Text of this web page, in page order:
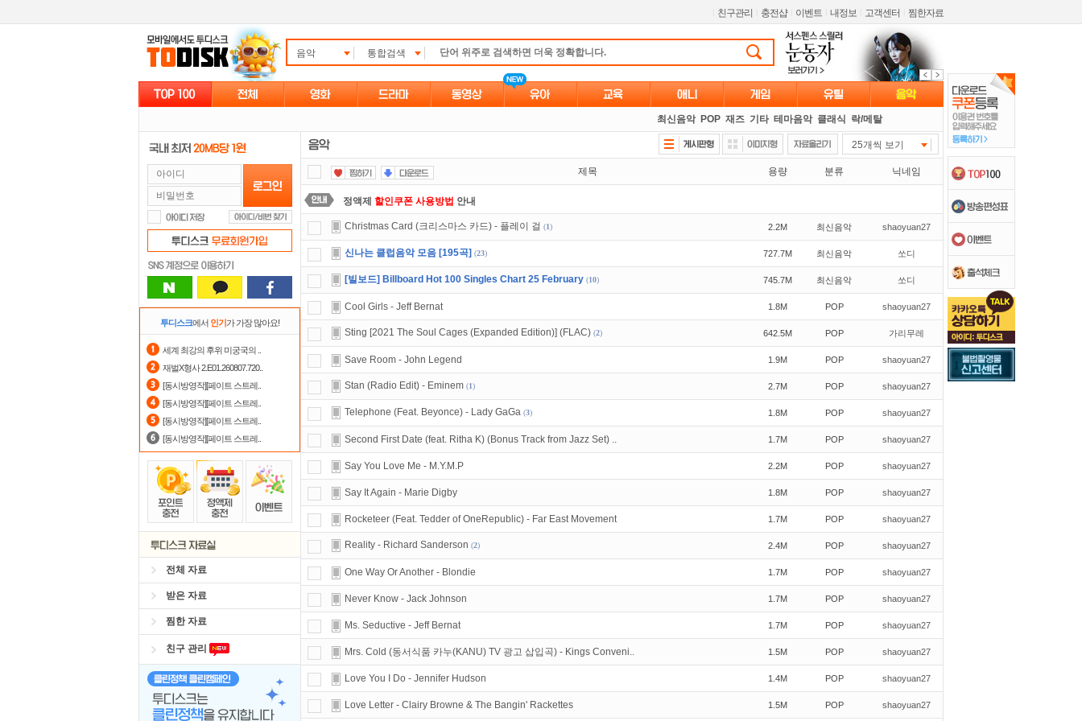
친구관리 충전샵 이벤트 내정보 고객센터 찜한자료
음악 통합검색
최신음악 POP 재즈 기타 테마음악 클래식 락/메탈
투디스크에서 인기가 가장 많아요!
세계 최강의 후위 미궁국의 ..
재벌X형사 2.E01.260807.720..
[동시방영작][페이트 스트레..
[동시방영작][페이트 스트레..
[동시방영작][페이트 스트레..
[동시방영작][페이트 스트레..
전체 자료
받은 자료
찜한 자료
친구 관리
25개씩 보기
제목 용량 분류 닉네임
정액제 할인쿠폰 사용방법 안내
포인트할인쿠폰 사용방법안내
요즘 뭐가 재밌지?고민되면 눌러봐!
스마트TV로 투디스크영화,드라마,예능보자!
숨어있는 카드 마일리지 조회하고100% 무료충전!
출석체크이벤트!매일매일출석체크!
Christmas Card (크리스마스 카드) - 플레이 걸 (1) 2.2M 최신음악 shaoyuan27
신나는 클럽음악 모음 [195곡] (23) 727.7M 최신음악 쏘디
[빌보드] Billboard Hot 100 Singles Chart 25 February (10) 745.7M 최신음악 쏘디
Cool Girls - Jeff Bernat 1.8M POP shaoyuan27
Sting [2021 The Soul Cages (Expanded Edition)] (FLAC) (2) 642.5M POP 가리무레
Save Room - John Legend 1.9M POP shaoyuan27
Stan (Radio Edit) - Eminem (1) 2.7M POP shaoyuan27
Telephone (Feat. Beyonce) - Lady GaGa (3) 1.8M POP shaoyuan27
Second First Date (feat. Ritha K) (Bonus Track from Jazz Set) .. 1.7M POP shaoyuan27
Say You Love Me - M.Y.M.P 2.2M POP shaoyuan27
Say It Again - Marie Digby 1.8M POP shaoyuan27
Rocketeer (Feat. Tedder of OneRepublic) - Far East Movement 1.7M POP shaoyuan27
Reality - Richard Sanderson (2) 2.4M POP shaoyuan27
One Way Or Another - Blondie 1.7M POP shaoyuan27
Never Know - Jack Johnson 1.7M POP shaoyuan27
Ms. Seductive - Jeff Bernat 1.7M POP shaoyuan27
Mrs. Cold (동서식품 카누(KANU) TV 광고 삽입곡) - Kings Conveni.. 1.5M POP shaoyuan27
Love You I Do - Jennifer Hudson 1.4M POP shaoyuan27
Love Letter - Clairy Browne & The Bangin' Rackettes 1.5M POP shaoyuan27